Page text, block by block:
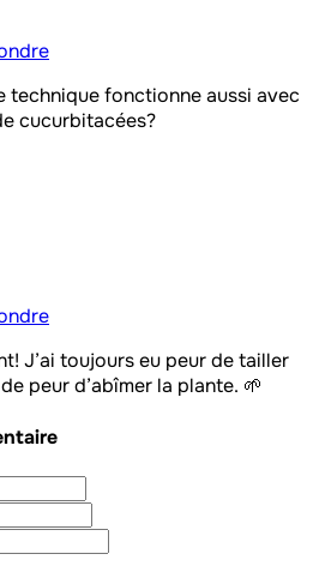
technique fonctionne aussi avec
cucurbitacées?
J’ai toujours eu peur de tailler
peur d’abîmer la plante. 🌱